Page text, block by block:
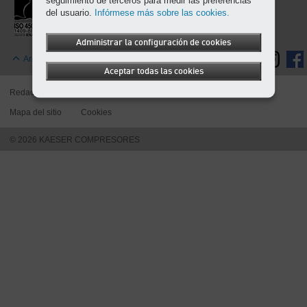
Contenido
Arriba
Redacción
Mapa del sitio Cookies
© 2026 KAESER COMPRESORES
del usuario. Infórmese más sobre las cookies.
Administrar la configuración de cookies
Aceptar todas las cookies